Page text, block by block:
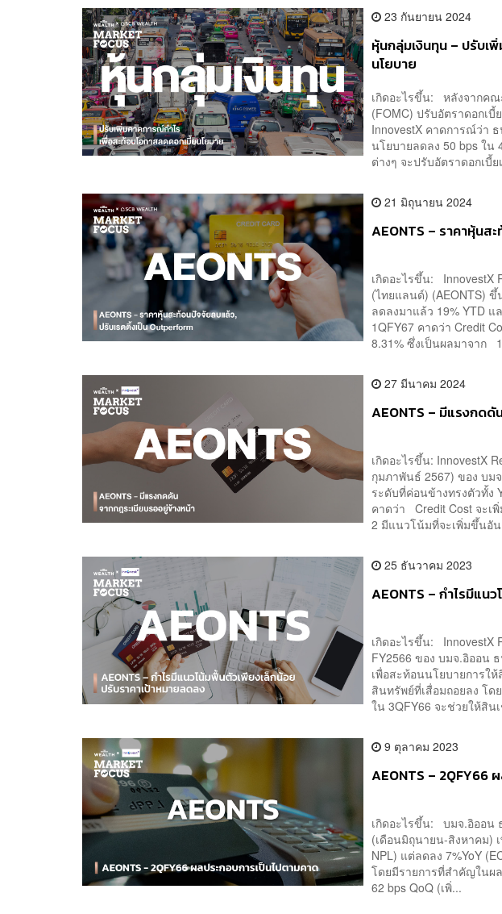
23 กันยายน 2024
หุ้นกลุ่มเงินทุน – ปรับเ
นโยบาย
เกิดอะไรขึ้น: หลังจากคณ
(FOMC) ปรับอัตราดอกเ
InnovestX คาดการณ์ว่า
นโยบายลดลง 50 bps ใน
ต่างๆ จะปรับอัตราดอกเบี้
21 มิถุนายน 2024
AEONTS – ราคาหุ้น
เกิดอะไรขึ้น: InnovestX
(ไทยแลนด์) (AEONTS) ขึ้
ลดลงมาแล้ว 19% YTD
1QFY67 คาดว่า Credit
8.31% ซึ่งเป็นผลมาจาก
27 มีนาคม 2024
AEONTS – มีแรงกดดั
เกิดอะไรขึ้น: InnovestX
กุมภาพันธ์ 2567) ของ บม
ระดับที่ค่อนข้างทรงตัวทั้ง
คาดว่า Credit Cost จะเ
2 มีแนวโน้มที่จะเพิ่มขึ้นอั
25 ธันวาคม 2023
AEONTS – กำไรมีแน
เกิดอะไรขึ้น: InnovestX
FY2566 ของ บมจ.อิออน
เพื่อสะท้อนนโยบายการใ
สินทรัพย์ที่เสื่อมถอยลง โด
ใน 3QFY66 จะช่วยให้สิน
9 ตุลาคม 2023
AEONTS – 2QFY66
เกิดอะไรขึ้น: บมจ.อิออน
(เดือนมิถุนายน-สิงหาคม)
NPL) แต่ลดลง 7%YoY
โดยมีรายการที่สำคัญใน
62 bps QoQ (เพิ่...